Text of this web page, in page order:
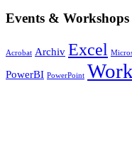
Events & Workshops
Acrobat Archiv Excel
PowerBI PowerPoint